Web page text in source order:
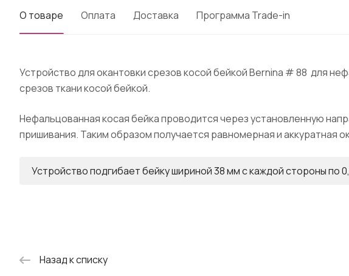
О товаре Оплата Доставка Программа Trade-in
Устройство для окантовки срезов косой бейкой Bernina # 88 для
срезов ткани косой бейкой.
Нефальцованная косая бейка проводится через установленную
пришивания. Таким образом получается равномерная и аккуратная
Устройство подгибает бейку шириной 38 мм с каждой стороны по
Назад к списку